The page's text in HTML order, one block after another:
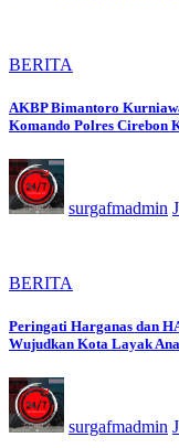
BERITA
AKBP Bimantoro
Komando Polres Cirebon
surgafmadmin
BERITA
Peringati Harganas dan
Wujudkan Kota Layak
surgafmadmin